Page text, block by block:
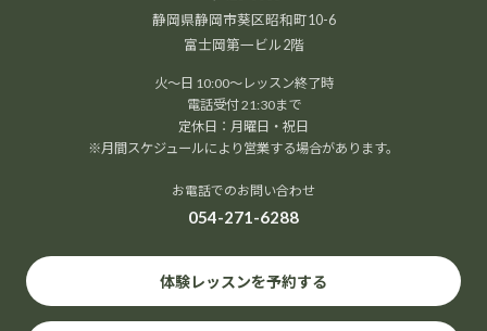
静岡県静岡市葵区昭和町10-6
富士岡第一ビル2階
火～日 10:00～レッスン終了時
電話受付 21:30まで
定休日：月曜日・祝日
※月間スケジュールにより営業する場合があります。
お電話でのお問い合わせ
054-271-6288
体験レッスンを予約する